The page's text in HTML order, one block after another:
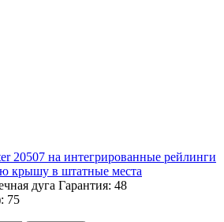
20507 на интегрированные рейлинги
крышу в штатные места
дуга Гарантия: 48
75